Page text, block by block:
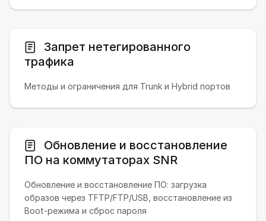
Запрет нетегированного
трафика
Методы и ограничения для Trunk и Hybrid портов
Обновление и восстановление
ПО на коммутаторах SNR
Обновление и восстановление ПО: загрузка
образов через TFTP/FTP/USB, восстановление из
Boot-режима и сброс пароля